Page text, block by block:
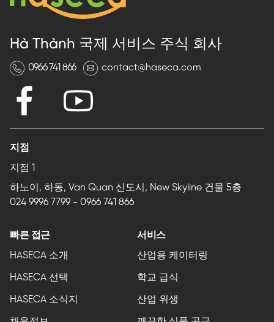
Hà Thành 국제 서비스 주식 회사
0966 741 866 contact@haseca.com
지점
지점 1
하노이, 하동, Van Quan 신도시, New Skyline 건물 5층
024 9996 7799 - 0966 741 866
빠른 접근
HASECA 소개
HASECA 선택
HASECA 소식지
서비스
산업용 케이터링
학교 급식
산업 위생